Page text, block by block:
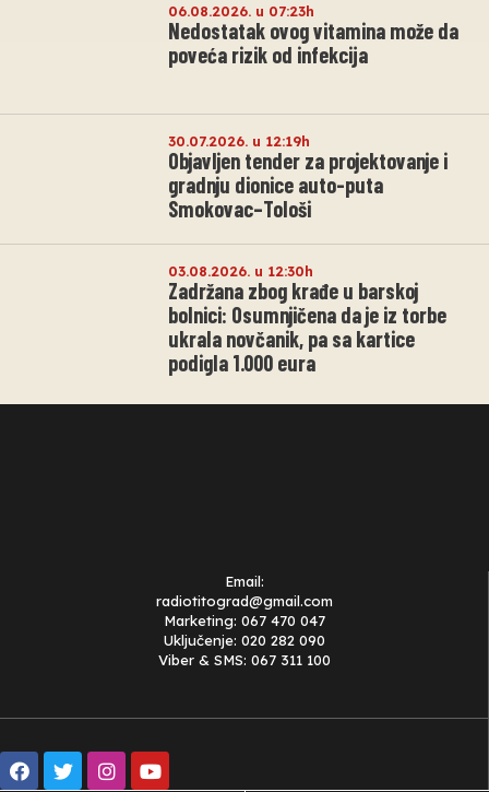
06.08.2026. u 07:23h
Nedostatak ovog vitamina može da
poveća rizik od infekcija
30.07.2026. u 12:19h
Objavljen tender za projektovanje i
gradnju dionice auto-puta
Smokovac–Tološi
03.08.2026. u 12:30h
Zadržana zbog krađe u barskoj
bolnici: Osumnjičena da je iz torbe
ukrala novčanik, pa sa kartice
podigla 1.000 eura
Email:
radiotitograd@gmail.com
Marketing: 067 470 047
Uključenje: 020 282 090
Viber & SMS: 067 311 100